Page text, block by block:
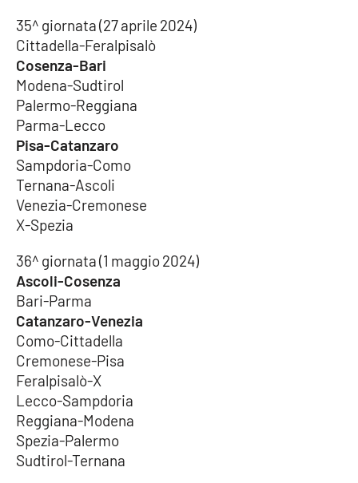
35^ giornata (27 aprile 2024)
Cittadella-Feralpisalò
Cosenza-Bari
Modena-Sudtirol
Palermo-Reggiana
Parma-Lecco
Pisa-Catanzaro
Sampdoria-Como
Ternana-Ascoli
Venezia-Cremonese
X-Spezia
36^ giornata (1 maggio 2024)
Ascoli-Cosenza
Bari-Parma
Catanzaro-Venezia
Como-Cittadella
Cremonese-Pisa
Feralpisalò-X
Lecco-Sampdoria
Reggiana-Modena
Spezia-Palermo
Sudtirol-Ternana